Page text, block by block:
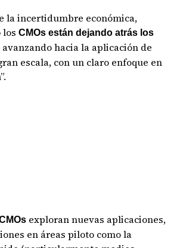
la incertidumbre económica,
los CMOs están dejando atrás los
avanzando hacia la aplicación de
escala, con un claro enfoque en
exploran nuevas aplicaciones,
en áreas piloto como la